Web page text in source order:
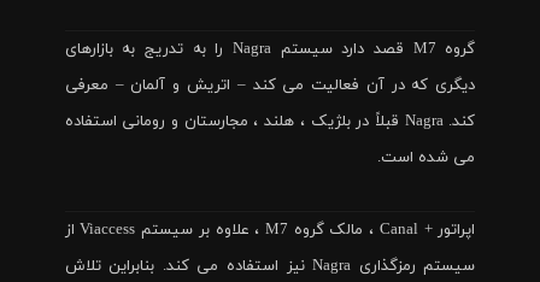
گروه M7 قصد دارد سیستم Nagra را به تدریج به بازارهای
دیگری که در آن فعالیت می کند – اتریش و آلمان – معرفی
کند. Nagra قبلاً در بلژیک ، هلند ، مجارستان و رومانی استفاده
می شده است.
اپراتور + Canal ، مالک گروه M7 ، علاوه بر سیستم Viaccess از
سیستم رمزگذاری Nagra نیز استفاده می کند. بنابراین تلاش